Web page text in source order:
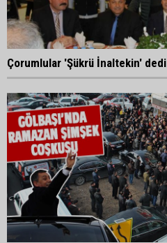
Çorumlular 'Şükrü İnaltekin' dedi